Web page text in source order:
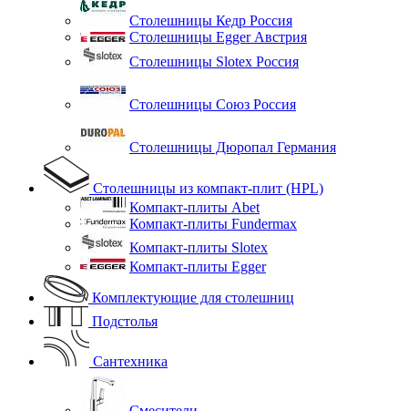
Столешницы Кедр Россия
Столешницы Egger Австрия
Столешницы Slotex Россия
Столешницы Союз Россия
Столешницы Дюропал Германия
Столешницы из компакт-плит (HPL)
Компакт-плиты Abet
Компакт-плиты Fundermax
Компакт-плиты Slotex
Компакт-плиты Egger
Комплектующие для столешниц
Подстолья
Сантехника